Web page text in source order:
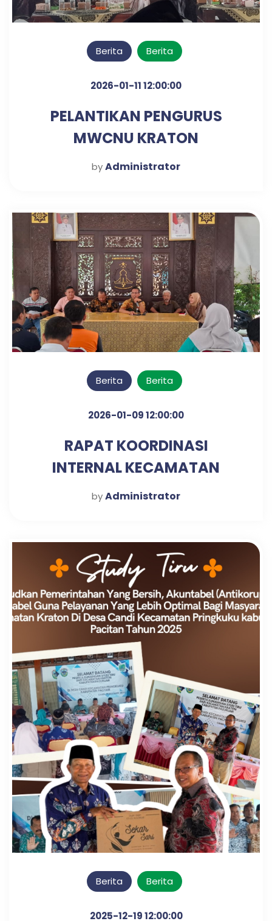
Berita Berita
2026-01-11 12:00:00
PELANTIKAN PENGURUS
MWCNU KRATON
byAdministrator
Berita Berita
2026-01-09 12:00:00
RAPAT KOORDINASI
INTERNAL KECAMATAN
KRATON UNTUK PENGUATAN
byAdministrator
Berita Berita
2025-12-19 12:00:00